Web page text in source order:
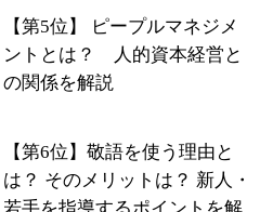
【第5位】 ピープルマネジメ
ントとは？ 人的資本経営と
の関係を解説
【第6位】敬語を使う理由と
は？ そのメリットは？ 新人・